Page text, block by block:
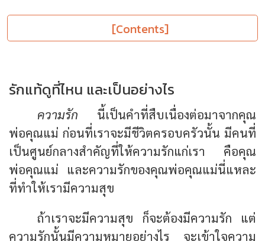
[Contents]
รักแท้ดูที่ไหน และเป็นอย่างไร
ความรัก นี้เป็นคำที่สืบเนื่องต่อมาจากคุณ
พ่อคุณแม่ ก่อนที่เราจะมีชีวิตครอบครัวนั้น มีคนที่
เป็นศูนย์กลางสำคัญที่ให้ความรักแก่เรา คือคุณ
พ่อคุณแม่ และความรักของคุณพ่อคุณแม่นี่แหละ
ที่ทำให้เรามีความสุข
ถ้าเราจะมีความสุข ก็จะต้องมีความรัก แต่
ความรักนั้นมีความหมายอย่างไร จะเข้าใจความ